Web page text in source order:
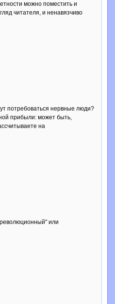
можно поместить и
читателя, и ненавязчиво
потребоваться нервные люди?
прибыли: может быть,
на
или